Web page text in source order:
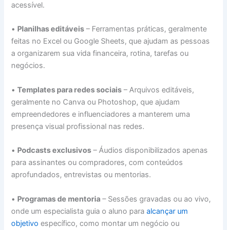
acessível.
• Planilhas editáveis – Ferramentas práticas, geralmente
feitas no Excel ou Google Sheets, que ajudam as pessoas
a organizarem sua vida financeira, rotina, tarefas ou
negócios.
•Templates para redes sociais – Arquivos editáveis,
geralmente no Canva ou Photoshop, que ajudam
empreendedores e influenciadores a manterem uma
presença visual profissional nas redes.
• Podcasts exclusivos – Áudios disponibilizados apenas
para assinantes ou compradores, com conteúdos
aprofundados, entrevistas ou mentorias.
• Programas de mentoria – Sessões gravadas ou ao vivo,
onde um especialista guia o aluno paraalcançar um
objetivo específico, como montar um negócio ou